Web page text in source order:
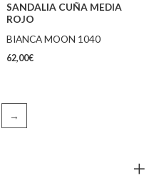
SANDALIA CUÑA MEDIA
ROJO
BIANCA MOON 1040
62,00€
→